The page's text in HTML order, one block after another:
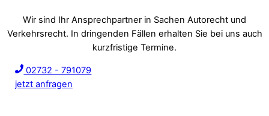
Wir sind Ihr Ansprechpartner in Sachen Autorecht und
Verkehrsrecht. In dringenden Fällen erhalten Sie bei uns auch
kurzfristige Termine.
02732 - 791079
jetzt anfragen